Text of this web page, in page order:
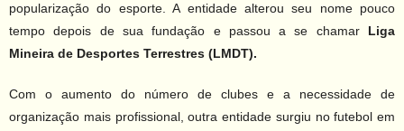
popularização do esporte. A entidade alterou seu nome pouco
tempo depois de sua fundação e passou a se chamar Liga
Mineira de Desportes Terrestres (LMDT).
Com o aumento do número de clubes e a necessidade de
organização mais profissional, outra entidade surgiu no futebol em